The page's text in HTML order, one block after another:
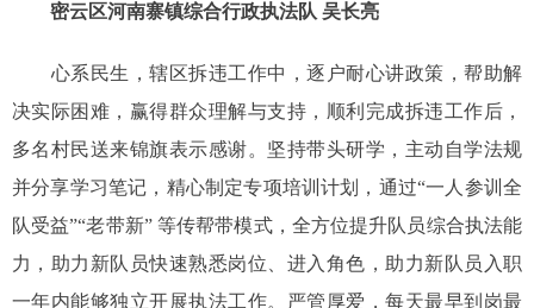
密云区河南寨镇综合行政执法队 吴长亮
心系民生，辖区拆违工作中，逐户耐心讲政策，帮助解
决实际困难，赢得群众理解与支持，顺利完成拆违工作后，
多名村民送来锦旗表示感谢。坚持带头研学，主动自学法规
并分享学习笔记，精心制定专项培训计划，通过“一人参训全
队受益”“老带新” 等传帮带模式，全方位提升队员综合执法能
力，助力新队员快速熟悉岗位、进入角色，助力新队员入职
一年内能够独立开展执法工作。严管厚爱，每天最早到岗最